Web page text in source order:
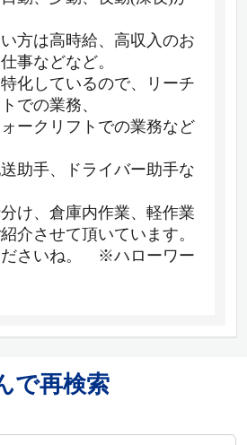
方は高時給、高収入のお
事などなど。
特化しているので、リーチ
での業務、
ークリフトでの業務など
助手、ドライバー助手な
け、倉庫内作業、軽作業
介させて頂いています。
ださいね。 ※ハローワー
で再検索